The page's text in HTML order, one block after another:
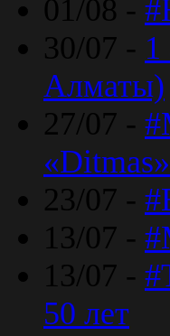
01/08 -
30/07 -
Алматы)
27/07 -
«Ditmas»
23/07 -
13/07 -
13/07 -
50 лет